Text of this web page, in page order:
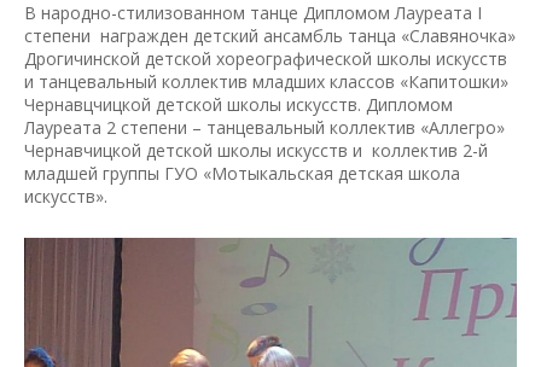
В народно-стилизованном танце Дипломом Лауреата I
степени награжден детский ансамбль танца «Славяночка»
Дрогичинской детской хореографической школы искусств
и танцевальный коллектив младших классов «Капитошки»
Чернавцчицкой детской школы искусств. Дипломом
Лауреата 2 степени – танцевальный коллектив «Аллегро»
Чернавчицкой детской школы искусств и коллектив 2-й
младшей группы ГУО «Мотыкальская детская школа
искусств».